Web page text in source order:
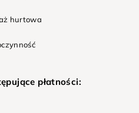
hurtowa
płatności: